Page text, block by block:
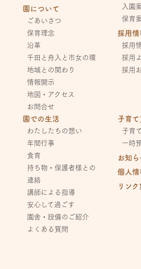
園について
ごあいさつ
保育理念
沿革
千田と舟入と市女の環
地域との関わり
情報開示
地図・アクセス
お問合せ
園での生活
わたしたちの想い
年間行事
食育
持ち物・保護者様との
連絡
講師による指導
安心して過ごす
園舎・設備のご紹介
よくある質問
入園
保育
採用
採用
採用
採用
子育
子育
一時
お知
個人
リン